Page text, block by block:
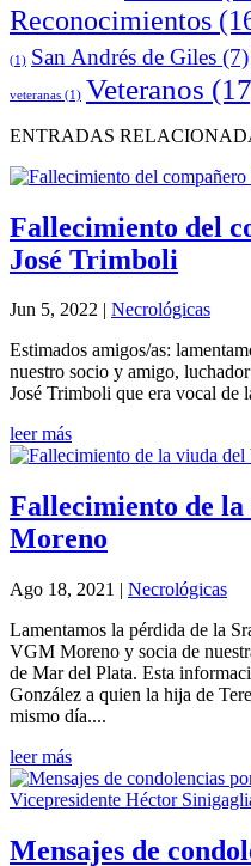
Reconocimientos
(1) San Andrés de Giles (7)
veteranas (1) Veteranos
ENTRADAS
Fallecimiento del
José Trimboli
Jun 5, 2022
Necrológicas
Estimados amigos/as:
nuestro socio y amigo,
José Trimboli que era vocal de
leer más
Fallecimiento de
Moreno
Ago 18, 2021 | Necrológicas
Lamentamos la pérdida de la
VGM Moreno y socia de
de Mar del Plata. Esta
González a quien la hija de
mismo día....
leer más
Mensajes de